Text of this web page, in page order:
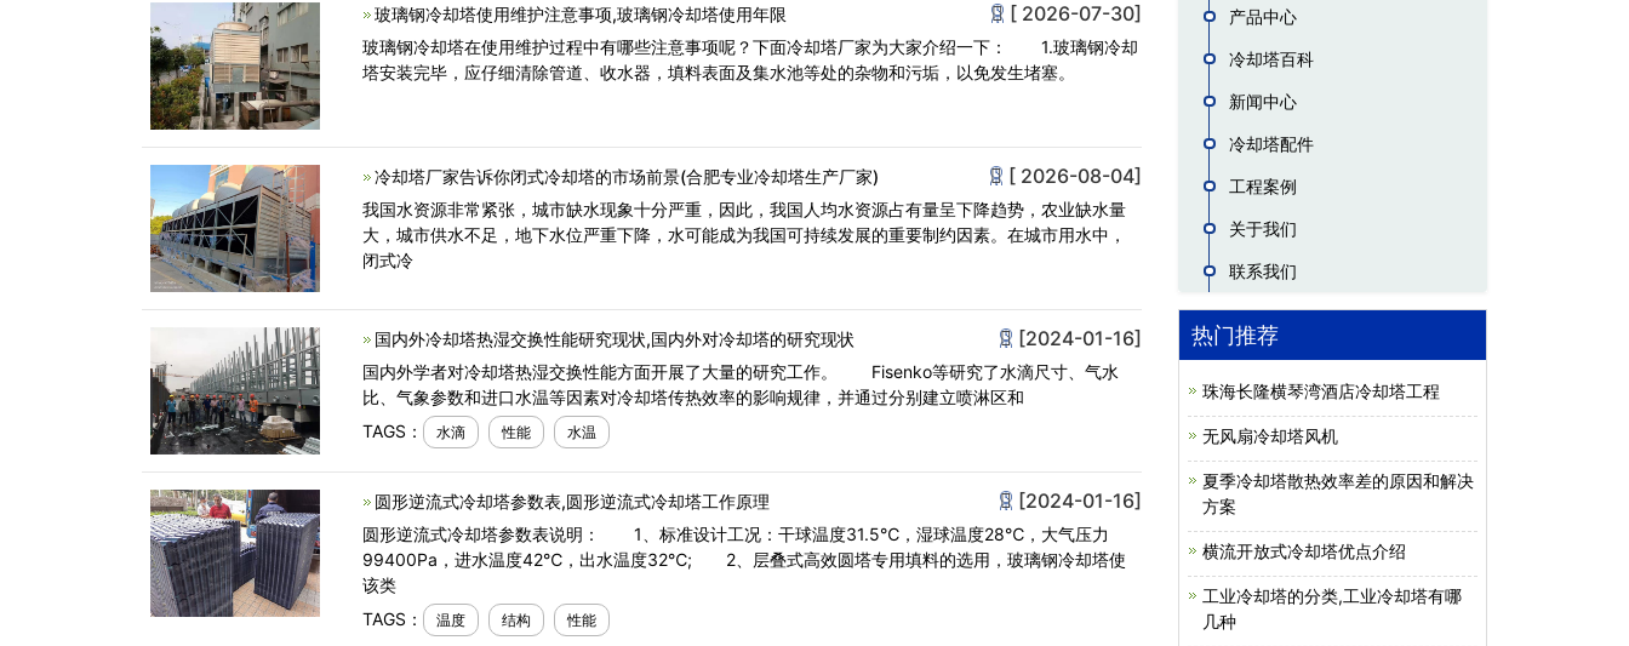
玻璃钢冷却塔使用维护注意事项,玻璃钢冷却塔使用年限 [ 2026-07-30]
玻璃钢冷却塔在使用维护过程中有哪些注意事项呢？下面冷却塔厂家为大家介绍一下： 1.玻璃钢冷却
塔安装完毕，应仔细清除管道、收水器，填料表面及集水池等处的杂物和污垢，以免发生堵塞。
冷却塔厂家告诉你闭式冷却塔的市场前景(合肥专业冷却塔生产厂家) [ 2026-08-04]
我国水资源非常紧张，城市缺水现象十分严重，因此，我国人均水资源占有量呈下降趋势，农业缺水量
大，城市供水不足，地下水位严重下降，水可能成为我国可持续发展的重要制约因素。在城市用水中，
闭式冷
国内外冷却塔热湿交换性能研究现状,国内外对冷却塔的研究现状 [2024-01-16]
国内外学者对冷却塔热湿交换性能方面开展了大量的研究工作。 Fisenko等研究了水滴尺寸、气水
比、气象参数和进口水温等因素对冷却塔传热效率的影响规律，并通过分别建立喷淋区和
TAGS：
水滴 性能 水温
圆形逆流式冷却塔参数表,圆形逆流式冷却塔工作原理 [2024-01-16]
圆形逆流式冷却塔参数表说明： 1、标准设计工况：干球温度31.5℃，湿球温度28℃，大气压力
99400Pa，进水温度42℃，出水温度32℃; 2、层叠式高效圆塔专用填料的选用，玻璃钢冷却塔使
该类
TAGS：
温度 结构 性能
产品中心
冷却塔百科
新闻中心
冷却塔配件
工程案例
关于我们
联系我们
热门推荐
珠海长隆横琴湾酒店冷却塔工程
无风扇冷却塔风机
夏季冷却塔散热效率差的原因和解决
方案
横流开放式冷却塔优点介绍
工业冷却塔的分类,工业冷却塔有哪
几种